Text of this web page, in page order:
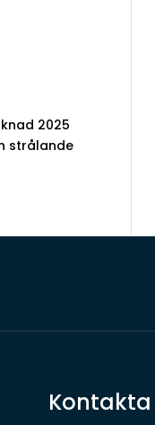
2025
strålande
Kontakta